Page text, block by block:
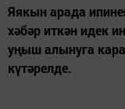
Яякын арада
хәбәр иткән идек
уңыш алынуга
күтәрелде.